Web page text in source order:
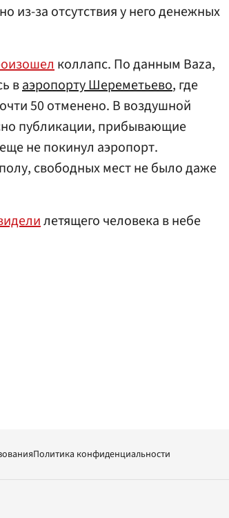
из-за отсутствия у него денежных
коллапс. По данным Baza,
ваэропорту Шереметьево, где
50 отменено. В воздушной
публикации, прибывающие
не покинул аэропорт.
свободных мест не было даже
летящего человека в небе
Политика конфиденциальности